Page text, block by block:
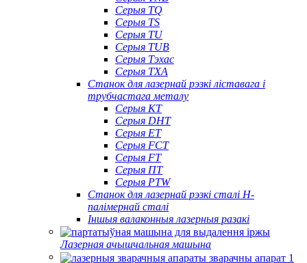
Серыя TQ
Серыя TS
Серыя TU
Серыя TUB
Серыя Тэхас
Серыя TXA
Станок для лазернай рэзкі ліставага і
трубчастага металу
Серыя КТ
Серыя DHT
Серыя ET
Серыя FCT
Серыя FT
Серыя ПТ
Серыя PTW
Станок для лазернай рэзкі сталі H-
палімернай сталі
Іншыя валаконныя лазерныя разакі
Лазерная ачышчальная машына